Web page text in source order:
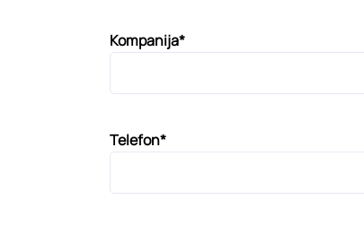
Kompanija*
Telefon*